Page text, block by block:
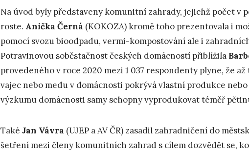
Na úvod byly představeny komunitní zahrady, jejichž počet v
roste. Anička Černá (KOKOZA) kromě toho prezentovala i
pomocí svozu bioodpadu, vermi-kompostování ale i
Potravinovou soběstačnost českých domácností přiblížila
provedeného v roce 2020 mezi 1 037 respondenty plyne, že
vajec nebo medu v domácnosti pokrývá vlastní produkce
výzkumu domácnosti samy schopny vyprodukovat téměř
Také Jan Vávra (UJEP a AV ČR) zasadil zahradničení do
šetření mezi členy komunitních zahrad s cílem dozvědět se,